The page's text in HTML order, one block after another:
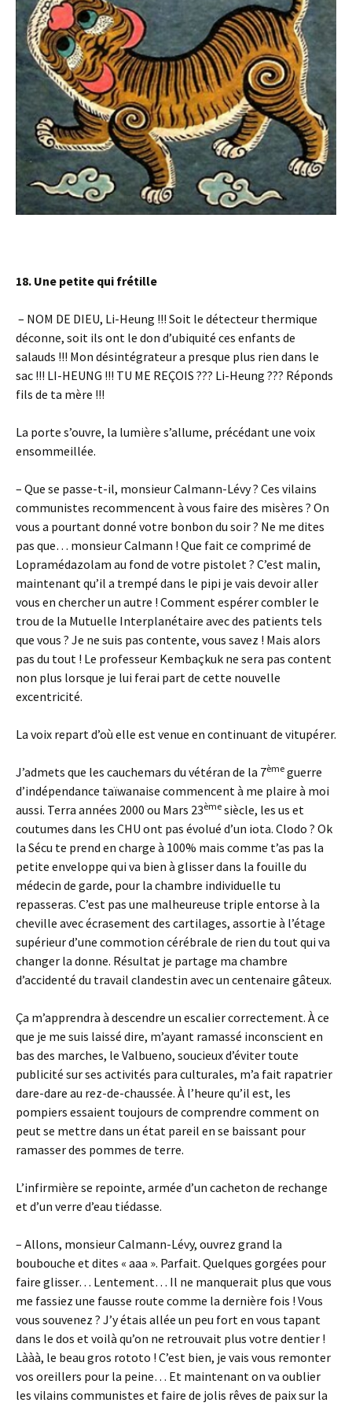
18. Une petite qui frétille
– NOM DE DIEU, Li-Heung !!! Soit le détecteur thermique
déconne, soit ils ont le don d’ubiquité ces enfants de
salauds !!! Mon désintégrateur a presque plus rien dans le
sac !!! LI-HEUNG !!! TU ME REÇOIS ??? Li-Heung ??? Réponds
fils de ta mère !!!
La porte s’ouvre, la lumière s’allume, précédant une voix
ensommeillée.
– Que se passe-t-il, monsieur Calmann-Lévy ? Ces vilains
communistes recommencent à vous faire des misères ? On
vous a pourtant donné votre bonbon du soir ? Ne me dites
pas que… monsieur Calmann ! Que fait ce comprimé de
Lopramédazolam au fond de votre pistolet ? C’est malin,
maintenant qu’il a trempé dans le pipi je vais devoir aller
vous en chercher un autre ! Comment espérer combler le
trou de la Mutuelle Interplanétaire avec des patients tels
que vous ? Je ne suis pas contente, vous savez ! Mais alors
pas du tout ! Le professeur Kembaçkuk ne sera pas content
non plus lorsque je lui ferai part de cette nouvelle
excentricité.
La voix repart d’où elle est venue en continuant de vitupérer.
J’admets que les cauchemars du vétéran de la 7ème guerre
d’indépendance taïwanaise commencent à me plaire à moi
aussi. Terra années 2000 ou Mars 23ème siècle, les us et
coutumes dans les CHU ont pas évolué d’un iota. Clodo ? Ok
la Sécu te prend en charge à 100% mais comme t’as pas la
petite enveloppe qui va bien à glisser dans la fouille du
médecin de garde, pour la chambre individuelle tu
repasseras. C’est pas une malheureuse triple entorse à la
cheville avec écrasement des cartilages, assortie à l’étage
supérieur d’une commotion cérébrale de rien du tout qui va
changer la donne. Résultat je partage ma chambre
d’accidenté du travail clandestin avec un centenaire gâteux.
Ça m’apprendra à descendre un escalier correctement. À ce
que je me suis laissé dire, m’ayant ramassé inconscient en
bas des marches, le Valbueno, soucieux d’éviter toute
publicité sur ses activités para culturales, m’a fait rapatrier
dare-dare au rez-de-chaussée. À l’heure qu’il est, les
pompiers essaient toujours de comprendre comment on
peut se mettre dans un état pareil en se baissant pour
ramasser des pommes de terre.
L’infirmière se repointe, armée d’un cacheton de rechange
et d’un verre d’eau tiédasse.
– Allons, monsieur Calmann-Lévy, ouvrez grand la
boubouche et dites « aaa ». Parfait. Quelques gorgées pour
faire glisser… Lentement… Il ne manquerait plus que vous
me fassiez une fausse route comme la dernière fois ! Vous
vous souvenez ? J’y étais allée un peu fort en vous tapant
dans le dos et voilà qu’on ne retrouvait plus votre dentier !
Lààà, le beau gros rototo ! C’est bien, je vais vous remonter
vos oreillers pour la peine… Et maintenant on va oublier
les vilains communistes et faire de jolis rêves de paix sur la